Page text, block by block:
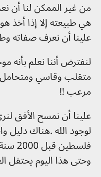
من غير الممكن لنا أن
هي طبيعته إلا إذا أخذ
علينا أن نعرف صفاته
لنفترض أننا نعلم بأنه
متقلب وقاسي
مرعب !!
علينا أن نمسح الأفق
لوجود الله .هناك
وحتى هذا اليوم يحتفل